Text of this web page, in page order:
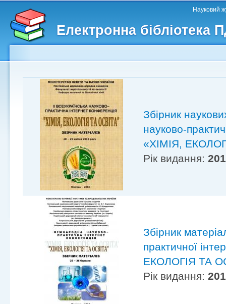
Електронна бібліотека
Головне меню Науковий
Другорядне меню
Збірник
науково-
«ХІМІЯ,
Рік видання:
Збірник
практичної
ЕКОЛОГІЯ ТА
Рік видання: